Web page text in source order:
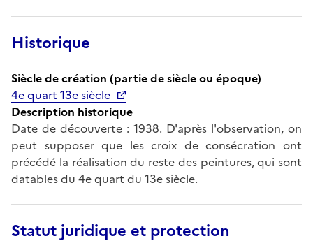
Historique
Siècle de création (partie de siècle ou époque)
4e quart 13e siècle
Description historique
Date de découverte : 1938. D'après l'observation, on
peut supposer que les croix de consécration ont
précédé la réalisation du reste des peintures, qui sont
datables du 4e quart du 13e siècle.
Statut juridique et protection